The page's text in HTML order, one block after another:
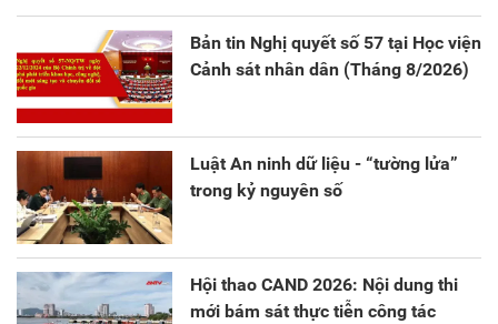
sáng tạo và chuyển đổi số.
Bản tin Nghị quyết số 57 tại Học viện
Cảnh sát nhân dân (Tháng 8/2026)
Luật An ninh dữ liệu - “tường lửa”
trong kỷ nguyên số
Hội thao CAND 2026: Nội dung thi
mới bám sát thực tiễn công tác